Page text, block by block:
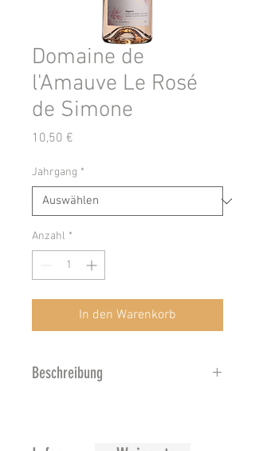
Domaine de
l'Amauve Le Rosé
de Simone
10,50 €
Jahrgang *
Anzahl *
In den Warenkorb
Beschreibung
Zitrusfrüchten, Johannisbeeren